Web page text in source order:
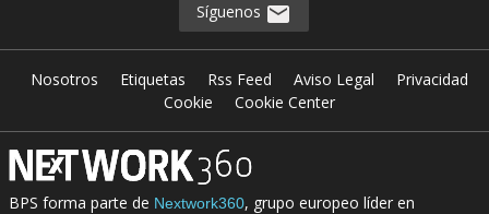
Síguenos
Nosotros Etiquetas Rss Feed Aviso Legal
Privacidad
Cookie
Cookie Center
BPS forma parte de Nextwork360, grupo europeo líder en